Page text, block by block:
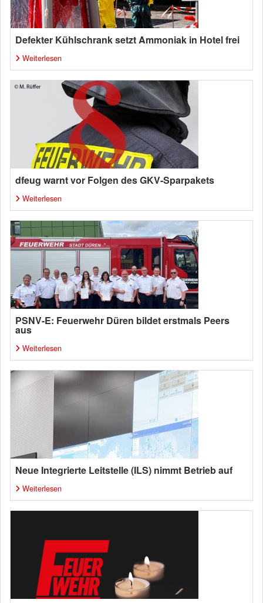
Defekter Kühlschrank setzt Ammoniak in Hotel frei
Weiterlesen
dfeug warnt vor Folgen des GKV-Sparpakets
Weiterlesen
PSNV-E: Feuerwehr Düren bildet erstmals Peers
aus
Weiterlesen
Neue Integrierte Leitstelle (ILS) nimmt Betrieb auf
Weiterlesen